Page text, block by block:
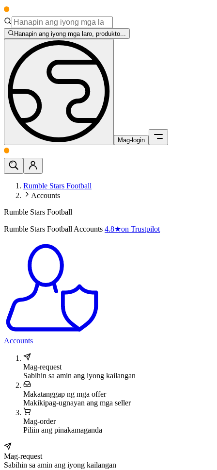
Hanapin ang iyong mga laro, produkto...
Mag-login
Rumble Stars Football
Accounts
Rumble Stars Football
Rumble Stars Football Accounts 4.8★on Trustpilot
Accounts
Mag-request
Sabihin sa amin ang iyong kailangan
Makatanggap ng mga offer
Makikipag-ugnayan ang mga seller
Mag-order
Piliin ang pinakamaganda
Mag-request
Sabihin sa amin ang iyong kailangan